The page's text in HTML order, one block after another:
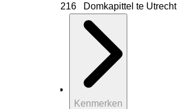
216 Domkapittel te Utrecht
Kenmerken